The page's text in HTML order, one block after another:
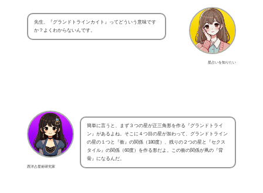
星占いを知りたい
先生、『グランドトラインカイト』ってどういう意味です
か？よくわからないんです。
西洋占星術研究家
簡単に言うと、まず３つの星が正三角形を作る『グランドトライ
ン』があるよね。そこに４つ目の星が加わって、グランドトライン
の星の１つと『衝』の関係（180度）、残りの２つの星と『セクス
タイル』の関係（60度）を作る形だよ。この衝の関係が凧の『背
骨』になるんだ。